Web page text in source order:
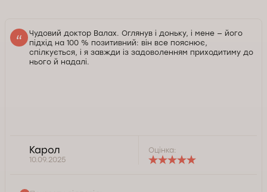
Чудовий доктор Валах. Оглянув і доньку, і мене — його
підхід на 100 % позитивний: він все пояснює,
спілкується, і я завжди із задоволенням приходитиму до
нього й надалі.
Карол
10.09.2025
Оцінка: